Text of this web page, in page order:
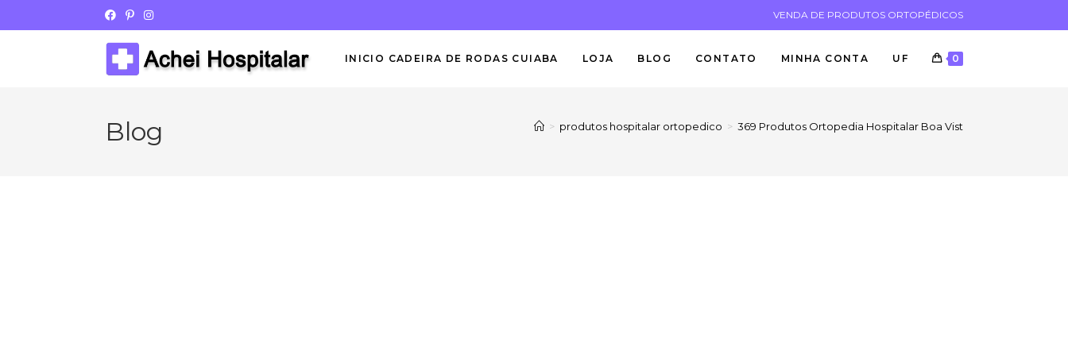
VENDA DE PRODUTOS ORTOPÉDICOS
INICIO CADEIRA DE RODAS CUIABA LOJA BLOG CONTATO MINHA CONTA UF 0
Blog > produtos hospitalar ortopedico > 369 Produtos Ortopedia Hospitalar Boa Vista RR